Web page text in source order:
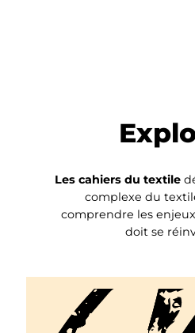
Les cahiers du textile
complexe du
comprendre les
doit se